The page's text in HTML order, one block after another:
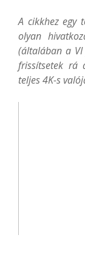
A cikkhez egy
olyan
(általában a
frissítsetek rá
teljes 4K-s